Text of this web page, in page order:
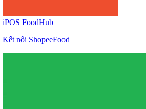
iPOS FoodHub
Kết nối ShopeeFood